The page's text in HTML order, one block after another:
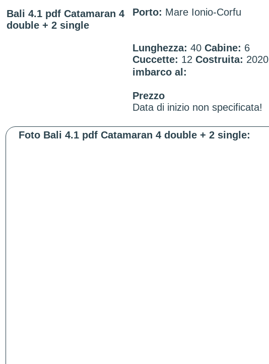
Bali 4.1 pdf Catamaran 4
double + 2 single
Porto: Mare Ionio-Corfu
Lunghezza: 40 Cabine: 6
Cuccette: 12 Costruita: 2020
imbarco al:
Prezzo
Data di inizio non specificata!
Foto Bali 4.1 pdf Catamaran 4 double + 2 single: